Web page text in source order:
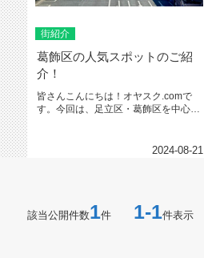
街紹介
葛飾区の人気スポットのご紹
介！
皆さんこんにちは！オヤスク.comで
す。今回は、足立区・葛飾区を中心に
2024-08-21
該当公開件数1件 1-1件表示